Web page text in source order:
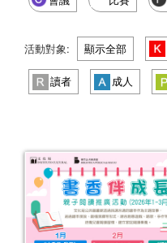
活動對象: 顯示全部
讀者 成人